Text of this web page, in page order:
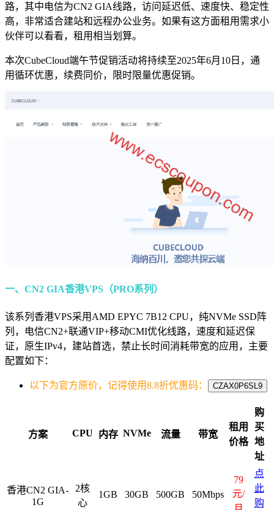
路，其中电信为CN2 GIA线路，访问延迟低、速度快、稳定性
高，非常适合建站和远程办公业务。如果有这方面租用需求小
伙伴可以看看，租用相当划算。
本次CubeCloud端午节促销活动将持续至2025年6月10日，通
用循环优惠，续费同价，限时限量优惠促销。
一、CN2 GIA香港VPS（PRO系列 ）
该系列香港VPS采用AMD EPYC 7B12 CPU，纯NVMe SSD阵
列，电信CN2+联通VIP+移动CMI优化线路，速度和延迟保
证，原生IPv4，建站首选，禁止长时间消耗带宽的应用，主要
配置如下：
以下为官方原价，记得使用8.8折优惠码： CZAX0P6SL9
方案 CPU 内存 NVMe 流量 带宽
租用
价格
购
买
地
址
香港CN2 GIA-
1G
2核
心
1GB 30GB 500GB 50Mbps
79
元/
点
此
购